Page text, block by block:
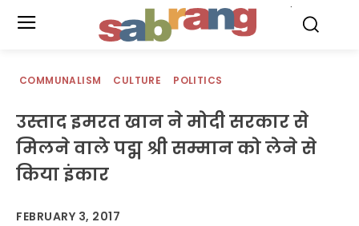
COMMUNALISM CULTURE POLITICS
उस्ताद इमरत खान ने मोदी सरकार से
मिलने वाले पद्म श्री सम्मान को लेने से
किया इंकार
FEBRUARY 3, 2017